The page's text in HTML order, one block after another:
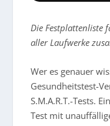
Die Festplattenliste
aller Laufwerke
Wer es genauer
Gesundheitstest-
S.M.A.R.T.-Tests.
Test mit